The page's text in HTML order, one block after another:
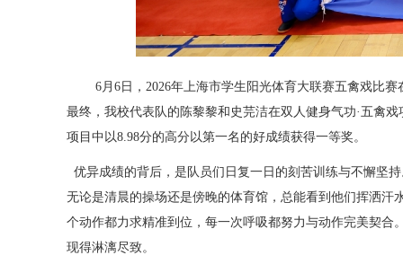
6月 6 日， 2026年上海市学生阳光体育大联赛五禽戏比
最终，我校代表队的陈黎黎和史芫洁在双人健身气功·五禽戏
项目中以8.98分的高分以第一名的好成绩获得一等奖。
优异成绩的背后，是队员们日复一日的刻苦训练与不懈坚
无论是清晨的操场还是傍晚的体育馆，总能看到他们挥洒
个动作都力求精准到位，每一次呼吸都努力与动作完美契
现得淋漓尽致。